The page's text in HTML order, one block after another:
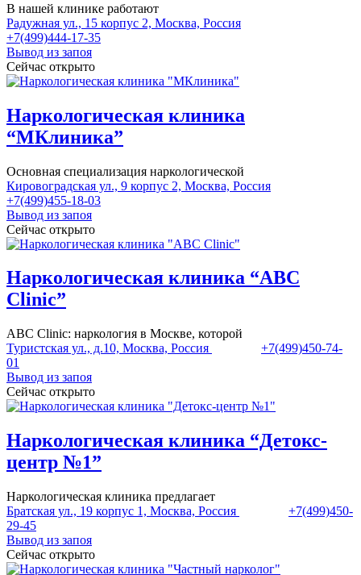
В нашей клинике работают
Радужная ул., 15 корпус 2, Москва, Россия
+7(499)444-17-35
Вывод из запоя
Сейчас открыто
Наркологическая клиника
“МКлиника”
Основная специализация наркологической
Кировоградская ул., 9 корпус 2, Москва, Россия
+7(499)455-18-03
Вывод из запоя
Сейчас открыто
Наркологическая клиника “ABC
Clinic”
ABC Clinic: наркология в Москве, которой
Туристская ул., д.10, Москва, Россия
+7(499)450-74-
01
Вывод из запоя
Сейчас открыто
Наркологическая клиника “Детокс-
центр №1”
Наркологическая клиника предлагает
Братская ул., 19 корпус 1, Москва, Россия
+7(499)450-
29-45
Вывод из запоя
Сейчас открыто